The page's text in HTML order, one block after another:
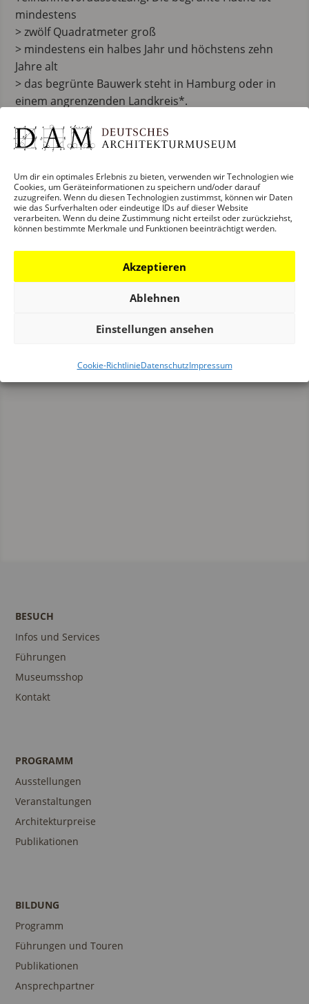
Um dir ein optimales Erlebnis zu bieten, verwenden wir Technologien wie
Cookies, um Geräteinformationen zu speichern und/oder darauf
zuzugreifen. Wenn du diesen Technologien zustimmst, können wir Daten
wie das Surfverhalten oder eindeutige IDs auf dieser Website
verarbeiten. Wenn du deine Zustimmung nicht erteilst oder zurückziehst,
können bestimmte Merkmale und Funktionen beeinträchtigt werden.
Akzeptieren
Ablehnen
Einstellungen ansehen
Cookie-RichtlinieDatenschutzImpressum
mindestens
> zwölf Quadratmeter groß
> mindestens ein halbes Jahr und höchstens zehn
Jahre alt
> das begrünte Bauwerk steht in Hamburg oder in
einem angrenzenden Landkreis*.
Eine Kooperation zwischen Behörde für Umwelt,
Klima, Energie und Agrarwirtschaft (BUKEA)
AIT-ArchitekturSalon Hamburg und dem Deutschen
Architekturmuseum Frankfurt.
*Kreis Pinneberg, Kreis Segeberg, Kreis Stormarn, Kreis
Landkreis Stade, Landkreis Cuxhaven
BESUCH
Infos und Services
Führungen
Museumsshop
Kontakt
PROGRAMM
Ausstellungen
Veranstaltungen
Architekturpreise
Publikationen
BILDUNG
Programm
Führungen und Touren
Publikationen
Ansprechpartner